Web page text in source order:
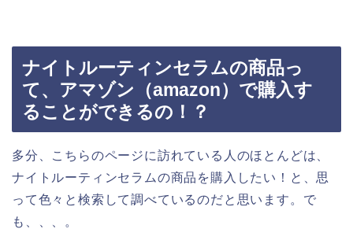
ナイトルーティンセラムの商品っ
て、アマゾン（amazon）で購入す
ることができるの！？
多分、こちらのページに訪れている人のほとんどは、
ナイトルーティンセラムの商品を購入したい！と、思
って色々と検索して調べているのだと思います。で
も、、、。